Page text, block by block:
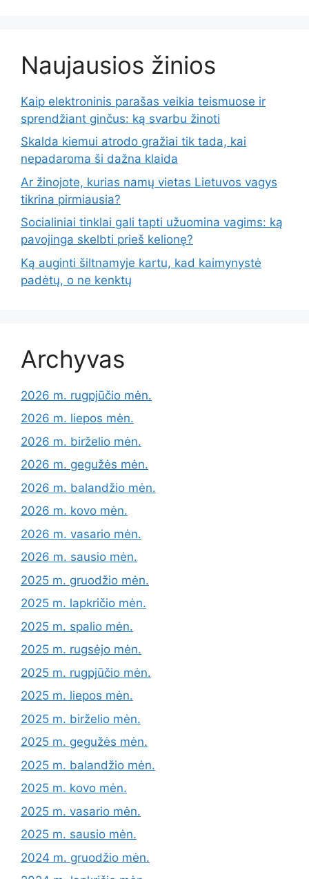
Naujausios žinios
Kaip elektroninis parašas veikia teismuose ir
sprendžiant ginčus: ką svarbu žinoti
Skalda kiemui atrodo gražiai tik tada, kai
nepadaroma ši dažna klaida
Ar žinojote, kurias namų vietas Lietuvos vagys
tikrina pirmiausia?
Socialiniai tinklai gali tapti užuomina vagims: ką
pavojinga skelbti prieš kelionę?
Ką auginti šiltnamyje kartu, kad kaimynystė
padėtų, o ne kenktų
Archyvas
2026 m. rugpjūčio mėn.
2026 m. liepos mėn.
2026 m. birželio mėn.
2026 m. gegužės mėn.
2026 m. balandžio mėn.
2026 m. kovo mėn.
2026 m. vasario mėn.
2026 m. sausio mėn.
2025 m. gruodžio mėn.
2025 m. lapkričio mėn.
2025 m. spalio mėn.
2025 m. rugsėjo mėn.
2025 m. rugpjūčio mėn.
2025 m. liepos mėn.
2025 m. birželio mėn.
2025 m. gegužės mėn.
2025 m. balandžio mėn.
2025 m. kovo mėn.
2025 m. vasario mėn.
2025 m. sausio mėn.
2024 m. gruodžio mėn.